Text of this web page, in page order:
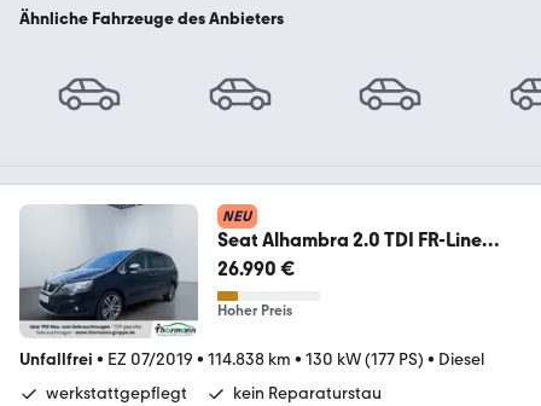
Ähnliche Fahrzeuge des Anbieters
NEU
Seat Alhambra 2.0 TDI FR-Line
ACC AHK AUT Standhzg LM
26.990 €
Hoher Preis
Unfallfrei • EZ 07/2019 • 114.838 km • 130 kW (177 PS) • Diesel
werkstattgepflegt
kein Reparaturstau